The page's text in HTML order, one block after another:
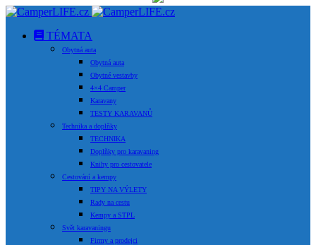
TÉMATA
Obytná auta
Obytná auta
Obytné vestavby
4×4 Camper
Karavany
TESTY KARAVANŮ
Technika a doplňky
TECHNIKA
Doplňky pro karavaning
Knihy pro cestovatele
Cestování a kempy
TIPY NA VÝLETY
Rady na cestu
Kempy a STPL
Svět karavaningu
Firmy a prodejci